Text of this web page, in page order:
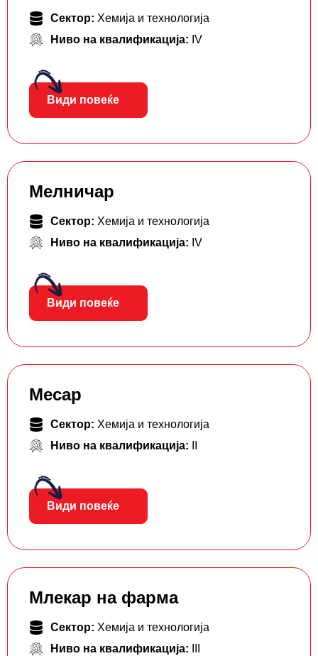
Сектор: Хемија и технологија
Ниво на квалификација: IV
Види повеќе
Мелничар
Сектор: Хемија и технологија
Ниво на квалификација: IV
Види повеќе
Месар
Сектор: Хемија и технологија
Ниво на квалификација:
Види повеќе
Млекар на фарма
Сектор: Хемија и технологија
Ниво на квалификација: